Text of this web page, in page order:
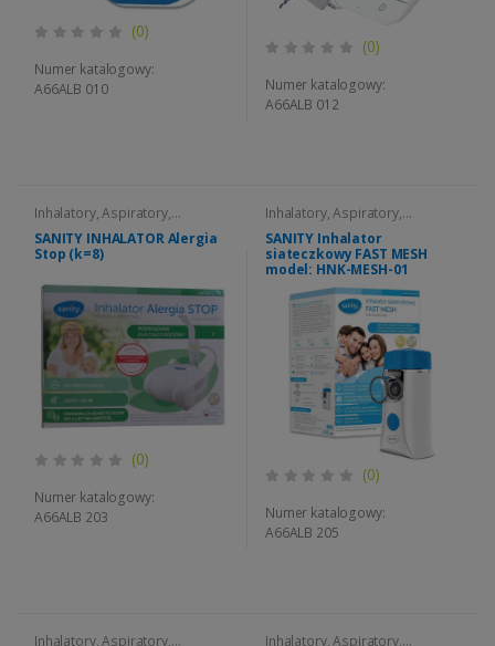
(0)
Numer katalogowy:
A66ALB 010
(0)
Numer katalogowy:
A66ALB 012
Inhalatory, Aspiratory,
Nebulizatory
SANITY INHALATOR Alergia
Stop (k=8)
(0)
Numer katalogowy:
A66ALB 203
Inhalatory, Aspiratory,
Nebulizatory
SANITY Inhalator
siateczkowy FAST MESH
model: HNK-MESH-01
(0)
Numer katalogowy:
A66ALB 205
Inhalatory, Aspiratory,
Inhalatory, Aspiratory,